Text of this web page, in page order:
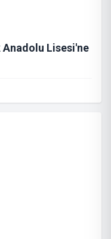
Anadolu Lisesi'ne